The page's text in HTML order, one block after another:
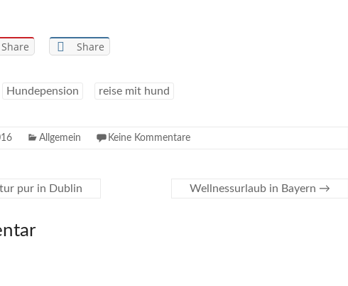
Share Share
Hundepension reise mit hund
Allgemein Keine Kommentare
pur in Dublin Wellnessurlaub in Bayern →